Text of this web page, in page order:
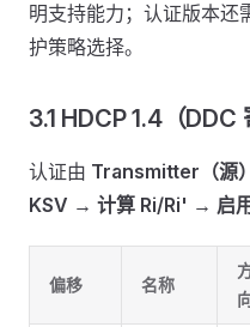
明支持能力；认证版本还
护策略选择。
3.1 HDCP 1.4（DDC
认证由 Transmitter（源）
KSV → 计算 Ri/Ri' → 启
偏移 名称